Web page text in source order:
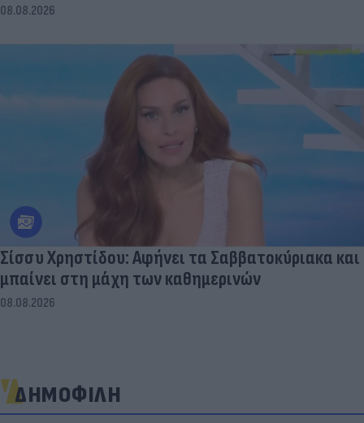
08.08.2026
Σίσσυ Χρηστίδου: Αφήνει τα Σαββατοκύριακα και
μπαίνει στη μάχη των καθημερινών
08.08.2026
ΔΗΜΟΦΙΛΗ